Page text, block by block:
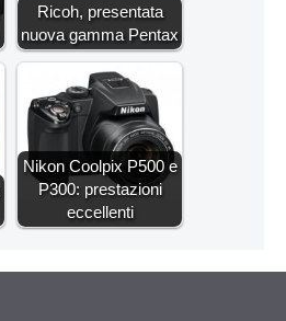
Ricoh, presentata
nuova gamma Pentax
Nikon Coolpix P500 e
P300: prestazioni
eccellenti